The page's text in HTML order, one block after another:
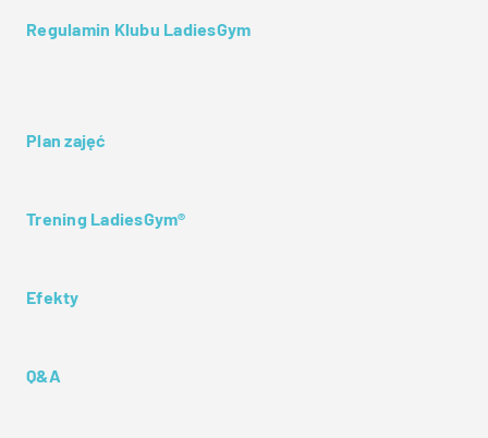
Regulamin Klubu LadiesGym
Plan zajęć
Trening LadiesGym®
Efekty
Q&A